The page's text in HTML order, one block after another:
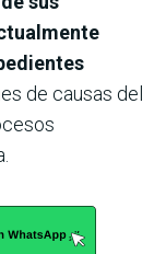
de causas del